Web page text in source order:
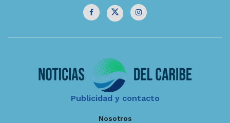
Publicidad y contacto
Nosotros